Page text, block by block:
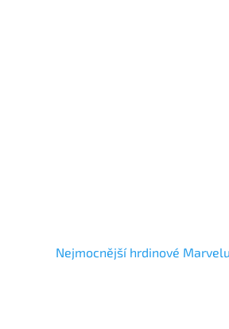
Nejmocnější hrdinové